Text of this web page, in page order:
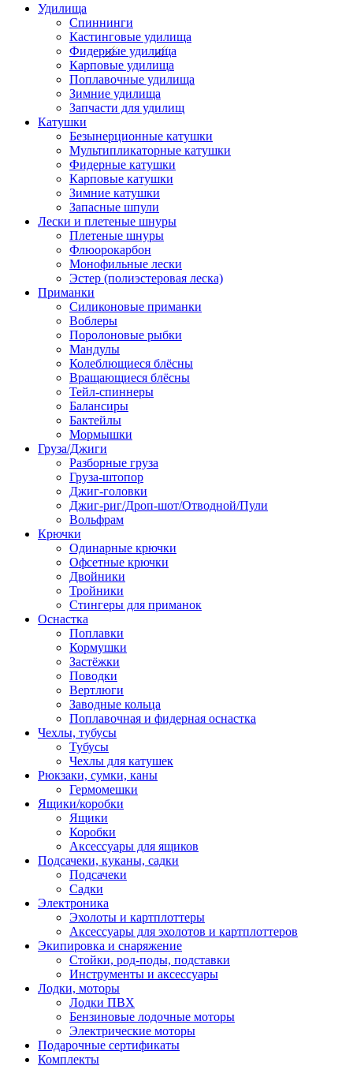
Удилища
Спиннинги
Кастинговые удилища
Фидерные удилища
Карповые удилища
Поплавочные удилища
Зимние удилища
Запчасти для удилищ
Катушки
Безынерционные катушки
Мультипликаторные катушки
Фидерные катушки
Карповые катушки
Зимние катушки
Запасные шпули
Лески и плетеные шнуры
Плетеные шнуры
Флюорокарбон
Монофильные лески
Эстер (полиэстеровая леска)
Приманки
Силиконовые приманки
Воблеры
Поролоновые рыбки
Мандулы
Колеблющиеся блёсны
Вращающиеся блёсны
Тейл-спиннеры
Балансиры
Бактейлы
Мормышки
Груза/Джиги
Разборные груза
Груза-штопор
Джиг-головки
Джиг-риг/Дроп-шот/Отводной/Пули
Вольфрам
Крючки
Одинарные крючки
Офсетные крючки
Двойники
Тройники
Стингеры для приманок
Оснастка
Поплавки
Кормушки
Застёжки
Поводки
Вертлюги
Заводные кольца
Поплавочная и фидерная оснастка
Чехлы, тубусы
Тубусы
Чехлы для катушек
Рюкзаки, сумки, каны
Гермомешки
Ящики/коробки
Ящики
Коробки
Аксессуары для ящиков
Подсачеки, куканы, садки
Подсачеки
Садки
Электроника
Эхолоты и картплоттеры
Аксессуары для эхолотов и картплоттеров
Экипировка и снаряжение
Стойки, род-поды, подставки
Инструменты и аксессуары
Лодки, моторы
Лодки ПВХ
Бензиновые лодочные моторы
Электрические моторы
Подарочные сертификаты
Комплекты